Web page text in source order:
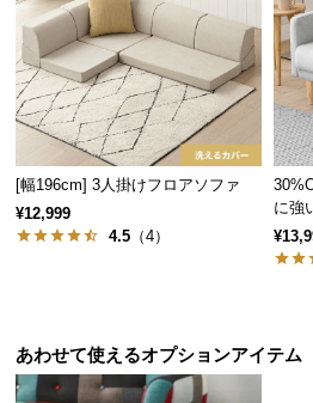
に
つ
い
保
証
つ
員
規
[幅196cm] 3人掛けフロアソファ
¥12,999
4.5 （4）
に強
ンパ
あわせて使えるオプションアイテム